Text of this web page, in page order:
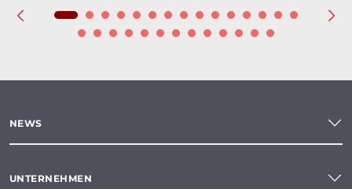
NEWS
UNTERNEHMEN